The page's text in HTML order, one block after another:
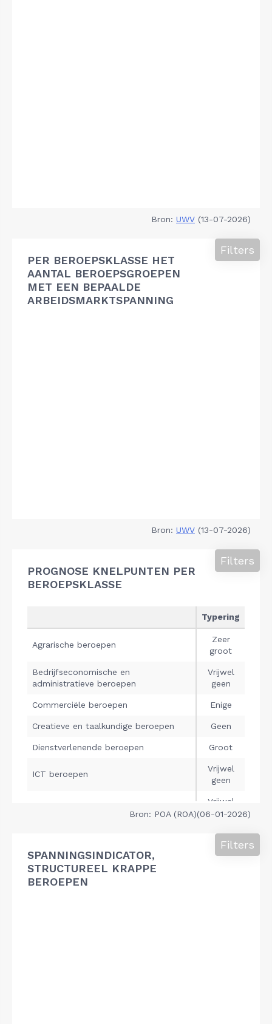
Bron: UWV (13-07-2026)
PER BEROEPSKLASSE HET
AANTAL BEROEPSGROEPEN
MET EEN BEPAALDE
ARBEIDSMARKTSPANNING
Filters
Bron: UWV (13-07-2026)
PROGNOSE KNELPUNTEN PER
BEROEPSKLASSE
Filters
Bron: POA (ROA)(06-01-2026)
SPANNINGSINDICATOR,
STRUCTUREEL KRAPPE
BEROEPEN
Filters